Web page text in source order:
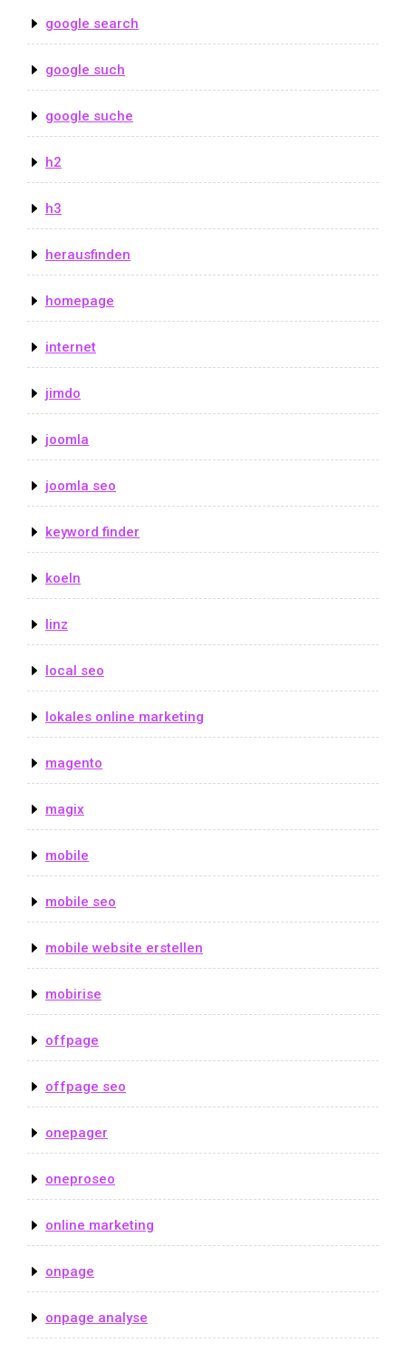
google search
google such
google suche
h2
h3
herausfinden
homepage
internet
jimdo
joomla
joomla seo
keyword finder
koeln
linz
local seo
lokales online marketing
magento
magix
mobile
mobile seo
mobile website erstellen
mobirise
offpage
offpage seo
onepager
oneproseo
online marketing
onpage
onpage analyse